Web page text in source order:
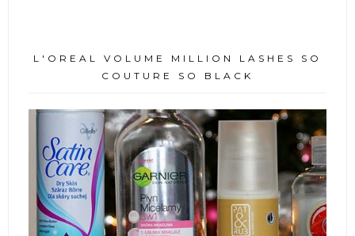
L'OREAL VOLUME MILLION LASHES SO
COUTURE SO BLACK